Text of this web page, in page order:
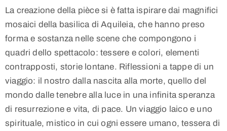
La creazione della pièce si è fatta ispirare dai magnifici
mosaici della basilica di Aquileia, che hanno preso
forma e sostanza nelle scene che compongono i
quadri dello spettacolo: tessere e colori, elementi
contrapposti, storie lontane. Riflessioni a tappe di un
viaggio: il nostro dalla nascita alla morte, quello del
mondo dalle tenebre alla luce in una infinita speranza
di resurrezione e vita, di pace. Un viaggio laico e uno
spirituale, mistico in cui ogni essere umano, tessera di